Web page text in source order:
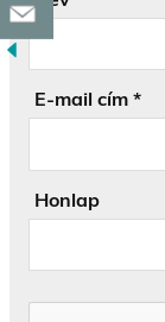
E-mail cím *
Honlap